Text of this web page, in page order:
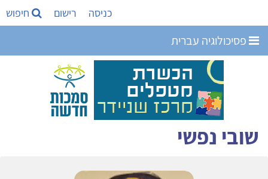
כניסה רישום חיפוש
פסיכולוגיה עברית
שובי נפשי